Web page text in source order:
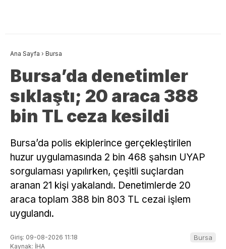
Ana Sayfa › Bursa
Bursa’da denetimler
sıklaştı; 20 araca 388
bin TL ceza kesildi
Bursa’da polis ekiplerince gerçekleştirilen
huzur uygulamasında 2 bin 468 şahsın UYAP
sorgulaması yapılırken, çeşitli suçlardan
aranan 21 kişi yakalandı. Denetimlerde 20
araca toplam 388 bin 803 TL cezai işlem
uygulandı.
Giriş: 09-08-2026 11:18
Kaynak: İHA
Bursa